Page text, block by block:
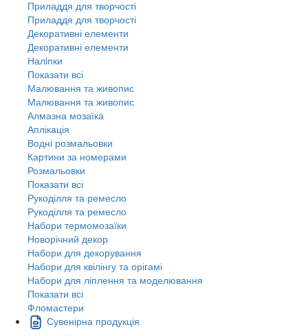
Приладдя для творчості
Приладдя для творчості
Декоративні елементи
Декоративні елементи
Налiпки
Показати всі
Малювання та живопис
Малювання та живопис
Алмазна мозаїка
Аплікація
Водні розмальовки
Картини за номерами
Розмальовки
Показати всі
Рукоділля та ремесло
Рукоділля та ремесло
Набори термомозаїки
Новорічний декор
Набори для декорування
Набори для квілінгу та орігамі
Набори для ліплення та моделювання
Показати всі
Фломастери
Сувенірна продукція